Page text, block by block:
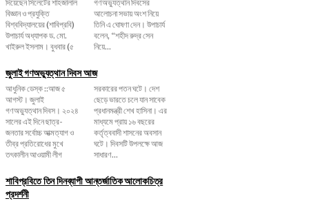
বিজ্ঞান ও প্রযুক্তি
বিশ্ববিদ্যালয়ের (শাবিপ্রবি)
উপাচার্য অধ্যাপক ড. মো.
খাইরুল ইসলাম। বুধবার (৫
আলোচনা সভায় অংশ নিয়ে
তিনি এ ঘোষণা দেন। উপাচার্য
বলেন, ‌“শহীদ রুদ্র সেন
নিয়ে...
জুলাই গণঅভ্যুত্থান দিবস আজ
আধুনিক ডেস্ক ::আজ ৫
আগস্ট। জুলাই
গণঅভ্যুত্থান দিবস। ২০২৪
সালের এই দিনে ছাত্র-
জনতার সর্বোচ্চ আত্মত্যাগ ও
তীব্র প্রতিরোধের মুখে
তৎকালীন আওয়ামী লীগ
সরকারের পতন ঘটে। দেশ
ছেড়ে ভারতে চলে যান সাবেক
প্রধানমন্ত্রী শেখ হাসিনা। এর
মাধ্যমে প্রায় ১৬ বছরের
কর্তৃত্ববাদী শাসনের অবসান
ঘটে। দিবসটি উপলক্ষে আজ
সাধারণ...
শাবিপ্রবিতে তিন দিনব্যাপী আন্তর্জাতিক আলোকচিত্র
প্রদর্শনী